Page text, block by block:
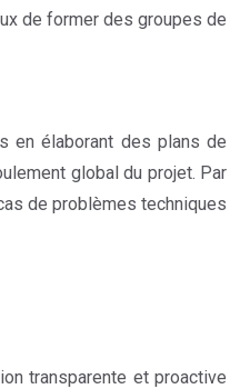
de former des groupes de
en élaborant des plans de
global du projet. Par
de problèmes techniques
transparente et proactive